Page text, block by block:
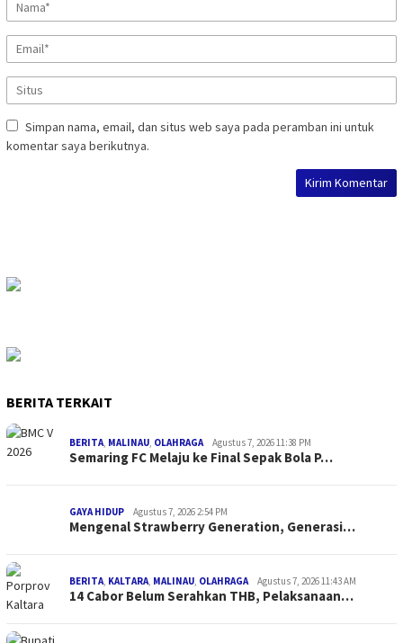
Simpan nama, email, dan situs web saya pada peramban ini untuk
komentar saya berikutnya.
BERITA TERKAIT
BERITA, MALINAU, OLAHRAGA Agustus 7, 2026 11:38 PM
Semaring FC Melaju ke Final Sepak Bola P…
GAYA HIDUP Agustus 7, 2026 2:54 PM
Mengenal Strawberry Generation, Generasi…
BERITA, KALTARA, MALINAU, OLAHRAGA Agustus 7, 2026 11:43 AM
14 Cabor Belum Serahkan THB, Pelaksanaan…